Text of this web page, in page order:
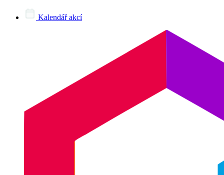
Kalendář akcí